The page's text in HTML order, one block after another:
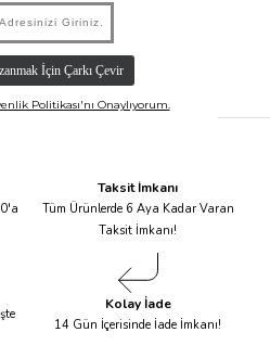
Taksit İmkanı
Tüm Ürünlerde 6 Aya Kadar Varan
Taksit İmkanı!
Kolay İade
14 Gün İçerisinde İade İmkanı!